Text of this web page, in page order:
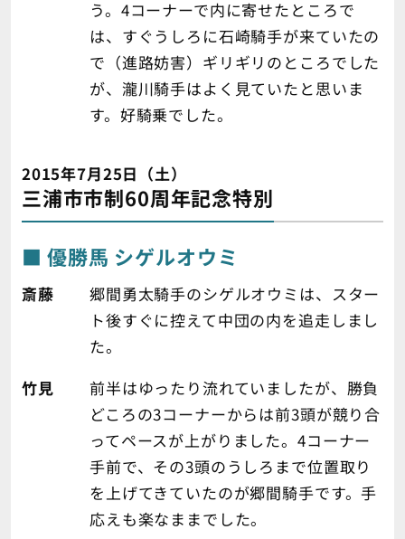
う。4コーナーで内に寄せたところで
は、すぐうしろに石崎騎手が来ていたの
で（進路妨害）ギリギリのところでした
が、瀧川騎手はよく見ていたと思いま
す。好騎乗でした。
2015年7月25日（土）
三浦市市制60周年記念特別
優勝馬 シゲルオウミ
斎藤
郷間勇太騎手のシゲルオウミは、スター
ト後すぐに控えて中団の内を追走しまし
た。
竹見
前半はゆったり流れていましたが、勝負
どころの3コーナーからは前3頭が競り合
ってペースが上がりました。4コーナー
手前で、その3頭のうしろまで位置取り
を上げてきていたのが郷間騎手です。手
応えも楽なままでした。